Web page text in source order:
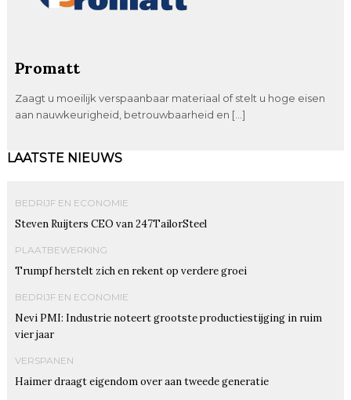
Promatt
Zaagt u moeilijk verspaanbaar materiaal of stelt u hoge eisen
aan nauwkeurigheid, betrouwbaarheid en […]
LAATSTE NIEUWS
BEDRIJF EN ECONOMIE
Steven Ruijters CEO van 247TailorSteel
PLAATBEWERKING
Trumpf herstelt zich en rekent op verdere groei
BEDRIJF EN ECONOMIE
Nevi PMI: Industrie noteert grootste productiestijging in ruim
vier jaar
VERSPANEN
Haimer draagt eigendom over aan tweede generatie